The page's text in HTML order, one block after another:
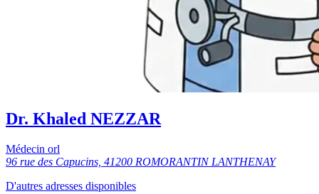
Dr. Khaled NEZZAR
Médecin orl
96 rue des Capucins, 41200 ROMORANTIN LANTHENAY
D'autres adresses disponibles